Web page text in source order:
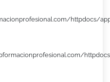
httpdocs/